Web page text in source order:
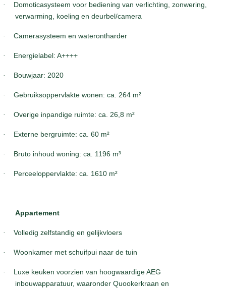
·
Domoticasysteem voor bediening van verlichting, zonwering,
verwarming, koeling en deurbel/camera
· Camerasysteem en waterontharder
· Energielabel: A++++
· Bouwjaar: 2020
· Gebruiksoppervlakte wonen: ca. 264 m²
· Overige inpandige ruimte: ca. 26,8 m²
· Externe bergruimte: ca. 60 m²
· Bruto inhoud woning: ca. 1196 m³
· Perceeloppervlakte: ca. 1610 m²
Appartement
· Volledig zelfstandig en gelijkvloers
· Woonkamer met schuifpui naar de tuin
·
Luxe keuken voorzien van hoogwaardige AEG
inbouwapparatuur, waaronder Quookerkraan en